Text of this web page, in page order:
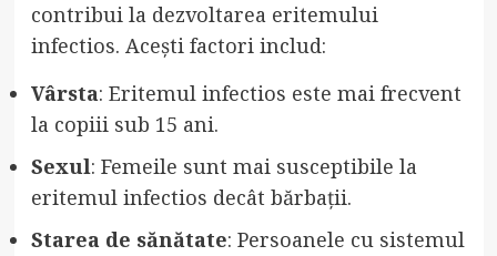
contribui la dezvoltarea eritemului
infectios. Acești factori includ:
Vârsta: Eritemul infectios este mai frecvent
la copiii sub 15 ani.
Sexul: Femeile sunt mai susceptibile la
eritemul infectios decât bărbații.
Starea de sănătate: Persoanele cu sistemul